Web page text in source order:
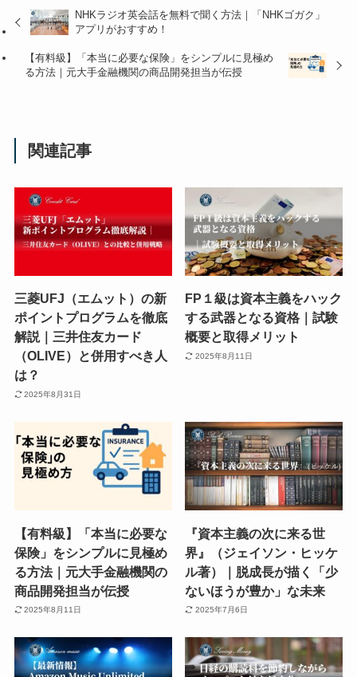
NHKラジオ英会話を無料で聞く方法｜「NHKゴガク」
アプリがおすすめ！
【有料級】「本当に必要な保険」をシンプルに見極め
る方法｜元大手金融機関の商品開発担当が伝授
関連記事
三菱UFJ（エムット）の新
ポイントプログラムを徹底
解説｜三井住友カード
（OLIVE）と併用すべき人
は？
2025年8月31日
FP１級は資本主義をハック
する武器となる資格｜試験
概要と取得メリット
2025年8月11日
【有料級】「本当に必要な
保険」をシンプルに見極め
る方法｜元大手金融機関の
商品開発担当が伝授
2025年8月11日
『資本主義の次に来る世
界』（ジェイソン・ヒッケ
ル著）｜脱成長が描く「少
ないほうが豊か」な未来
2025年7月6日